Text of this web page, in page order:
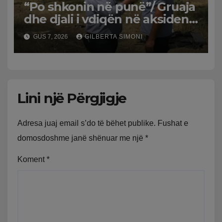
“Po shkonin në punë”/ Gruaja
dhe djali i vdiqën në aksident,
shqiptari në Greqi prek
zemrat: Humba gjithçka!
GUS 7, 2026 GILBERTA SIMONI
Lini një Përgjigje
Adresa juaj email s’do të bëhet publike. Fushat e
domosdoshme janë shënuar me një *
Koment *